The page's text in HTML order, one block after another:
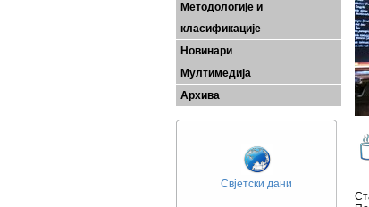
Методологије и
класификације
Новинари
Мултимедија
Архива
Свјетски дани